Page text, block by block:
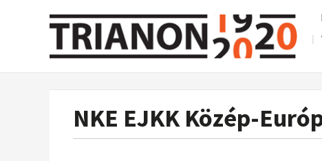
NKE EJKK Közép-